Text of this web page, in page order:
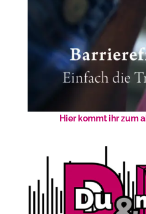
Hier kommt ihr zum